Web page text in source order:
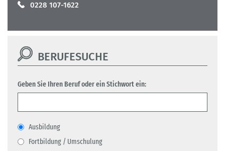
0228 107-1622
BERUFESUCHE
Geben Sie Ihren Beruf oder ein Stichwort ein:
Ausbildung
Fortbildung / Umschulung